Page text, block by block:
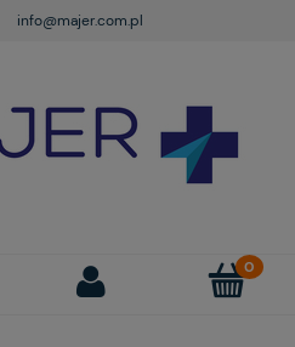
info@majer.com.pl